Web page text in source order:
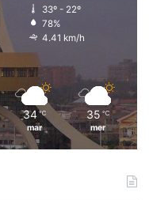
33º - 22º
78%
4.41 km/h
34 ℃
mar
35 ℃
mer